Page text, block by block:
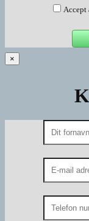
Accept
×